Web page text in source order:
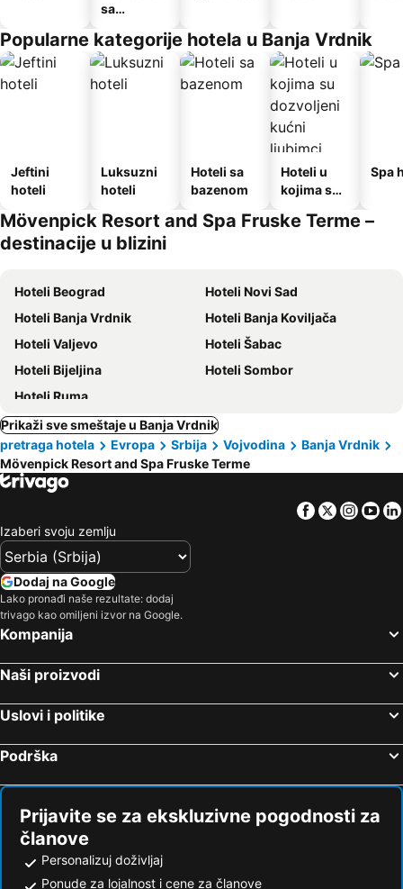
sa
Popularne kategorije hotela u Banja Vrdnik
Jeftini
hoteli
Luksuzni
hoteli
Hoteli sa
bazenom
Hoteli u
kojima su
kućni
Spa
Mövenpick Resort and Spa Fruske Terme –
destinacije u blizini
Hoteli Beograd
Hoteli Novi Sad
Hoteli Banja Vrdnik
Hoteli Banja Koviljača
Hoteli Valjevo
Hoteli Šabac
Hoteli Bijeljina
Hoteli Sombor
Hoteli Ruma
Prikaži sve smeštaje u Banja Vrdnik
pretraga hotela
Evropa Srbija Vojvodina
Banja Vrdnik
Mövenpick Resort and Spa Fruske Terme
Facebook
Twitter
Izaberi svoju zemlju
Dodaj na Google
Lako pronađi naše rezultate: dodaj
trivago kao omiljeni izvor na Google.
Kompanija
Naši proizvodi
Uslovi i politike
Podrška
Prijavite se za ekskluzivne pogodnosti za
članove
Personalizuj doživljaj
Ponude za lojalnost i cene za članove